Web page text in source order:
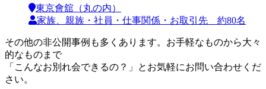
東京會舘（丸の内）
家族、親族・社員・仕事関係・お取引先 約80名
その他の非公開事例も多くあります。お手軽なものから大々
的なものまで
「こんなお別れ会できるの？」とお気軽にお問い合わせくだ
さい。